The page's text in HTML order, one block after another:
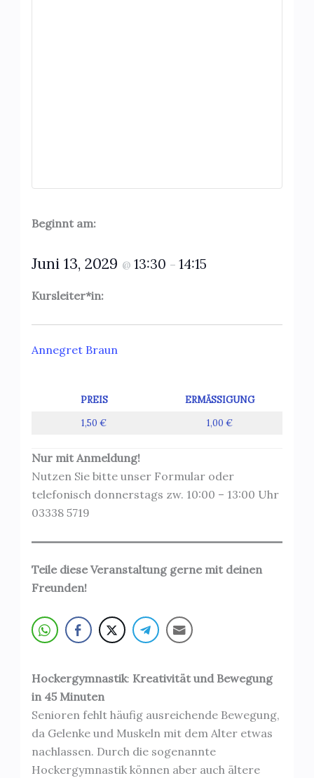
Beginnt am:
Juni 13, 2029 @ 13:30 – 14:15
Kursleiter*in:
Annegret Braun
PREIS
ERMÄSSIGUNG
1,50 €
1,00 €
Nur mit Anmeldung!
Nutzen Sie bitte unser Formular oder
telefonisch donnerstags zw. 10:00 – 13:00 Uhr
03338 5719
Teile diese Veranstaltung gerne mit deinen
Freunden!
Hockergymnastik: Kreativität und Bewegung
in 45 Minuten
Senioren fehlt häufig ausreichende Bewegung,
da Gelenke und Muskeln mit dem Alter etwas
nachlassen. Durch die sogenannte
Hockergymnastik können aber auch ältere